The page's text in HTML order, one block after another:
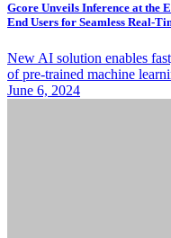
Gcore Unveils Inference at the
End Users for Seamless Real-
New AI solution enables
of pre-trained machine
June 6, 2024